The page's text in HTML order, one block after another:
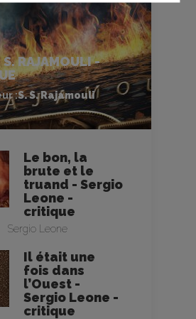
S. RAJAMOULI -
:S. S. Rajamouli
Le bon, la
brute et le
truand - Sergio
Leone -
critique
Sergio Leone
Il était une
fois dans
l’Ouest -
Sergio Leone -
critique